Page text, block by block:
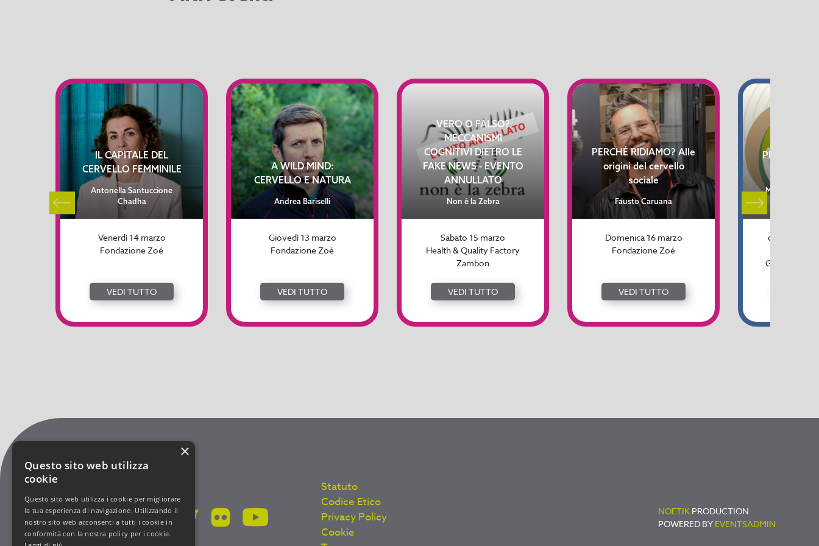
IL CAPITALE DEL
CERVELLO FEMMINILE
Antonella Santuccione
Chadha
Venerdì 14 marzo
Fondazione Zoé
VEDI TUTTO
A WILD MIND:
CERVELLO E NATURA
Andrea Bariselli
Giovedì 13 marzo
Fondazione Zoé
VEDI TUTTO
VERO O FALSO?
MECCANISMI
COGNITIVI DIETRO LE
FAKE NEWS - EVENTO
ANNULLATO
Non è la Zebra
Sabato 15 marzo
Health & Quality Factory
Zambon
VEDI TUTTO
PERCHÉ RIDIAMO? Alle
origini del cervello
sociale
Fausto Caruana
Domenica 16 marzo
Fondazione Zoé
VEDI TUTTO
PIANETA,
Mostra
da sabato
Gallerie di
Statuto
Codice Etico
Privacy Policy
Cookie
NOETIK PRODUCTION
POWERED BY EVENTSADMIN
×
Questo sito web utilizza
cookie
Questo sito web utilizza i cookie per migliorare
la tua esperienza di navigazione. Utilizzando il
nostro sito web acconsenti a tutti i cookie in
conformità con la nostra policy per i cookie.